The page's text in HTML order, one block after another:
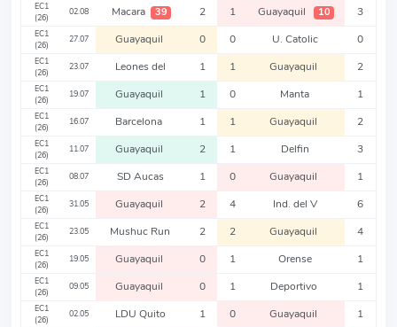
EC1
(26)
02.08 Macara 39 2 1 Guayaquil 10 3
EC1
(26)
27.07 Guayaquil 0 0 U. Catolic 0
EC1
(26)
23.07 Leones del 1 1 Guayaquil 2
EC1
(26)
19.07 Guayaquil 1 0 Manta 1
EC1
(26)
16.07 Barcelona 1 1 Guayaquil 2
EC1
(26)
11.07 Guayaquil 2 1 Delfin 3
EC1
(26)
08.07 SD Aucas 1 0 Guayaquil 1
EC1
(26)
31.05 Guayaquil 2 4 Ind. del V 6
EC1
(26)
23.05 Mushuc Run 2 2 Guayaquil 4
EC1
(26)
19.05 Guayaquil 0 1 Orense 1
EC1
(26)
09.05 Guayaquil 0 1 Deportivo 1
EC1
(26)
02.05 LDU Quito 1 0 Guayaquil 1